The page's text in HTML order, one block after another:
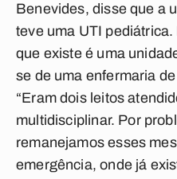
Benevides, disse que a
teve uma UTI
que existe é uma
se de uma enfermaria
“Eram dois leitos
multidisciplinar. Por
remanejamos esses
emergência, onde já